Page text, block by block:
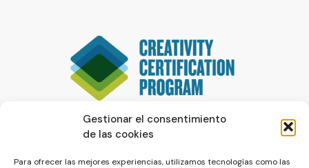
Gestionar el consentimiento
de las cookies
Para ofrecer las mejores experiencias, utilizamos tecnologías como las